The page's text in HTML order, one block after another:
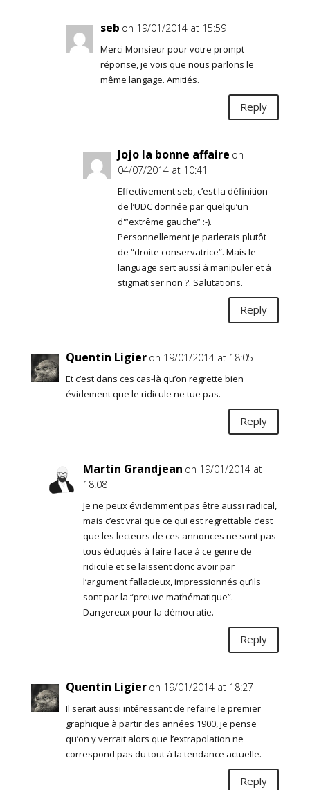
seb on 19/01/2014 at 15:59
Merci Monsieur pour votre prompt
réponse, je vois que nous parlons le
même langage. Amitiés.
Reply
Jojo la bonne affaire on
04/07/2014 at 10:41
Effectivement seb, c’est la définition
de l’UDC donnée par quelqu’un
d'”extrême gauche” :-).
Personnellement je parlerais plutôt
de “droite conservatrice”. Mais le
language sert aussi à manipuler et à
stigmatiser non ?. Salutations.
Reply
Quentin Ligier on 19/01/2014 at 18:05
Et c’est dans ces cas-là qu’on regrette bien
évidement que le ridicule ne tue pas.
Reply
Martin Grandjean on 19/01/2014 at
18:08
Je ne peux évidemment pas être aussi radical,
mais c’est vrai que ce qui est regrettable c’est
que les lecteurs de ces annonces ne sont pas
tous éduqués à faire face à ce genre de
ridicule et se laissent donc avoir par
l’argument fallacieux, impressionnés qu’ils
sont par la “preuve mathématique”.
Dangereux pour la démocratie.
Reply
Quentin Ligier on 19/01/2014 at 18:27
Il serait aussi intéressant de refaire le premier
graphique à partir des années 1900, je pense
qu’on y verrait alors que l’extrapolation ne
correspond pas du tout à la tendance actuelle.
Reply